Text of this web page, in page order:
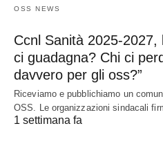
OSS NEWS
Ccnl Sanità 2025-2027,
ci guadagna? Chi ci
davvero per gli oss?”
Riceviamo e pubblichiamo un
OSS. Le organizzazioni sindacali
1 settimana fa